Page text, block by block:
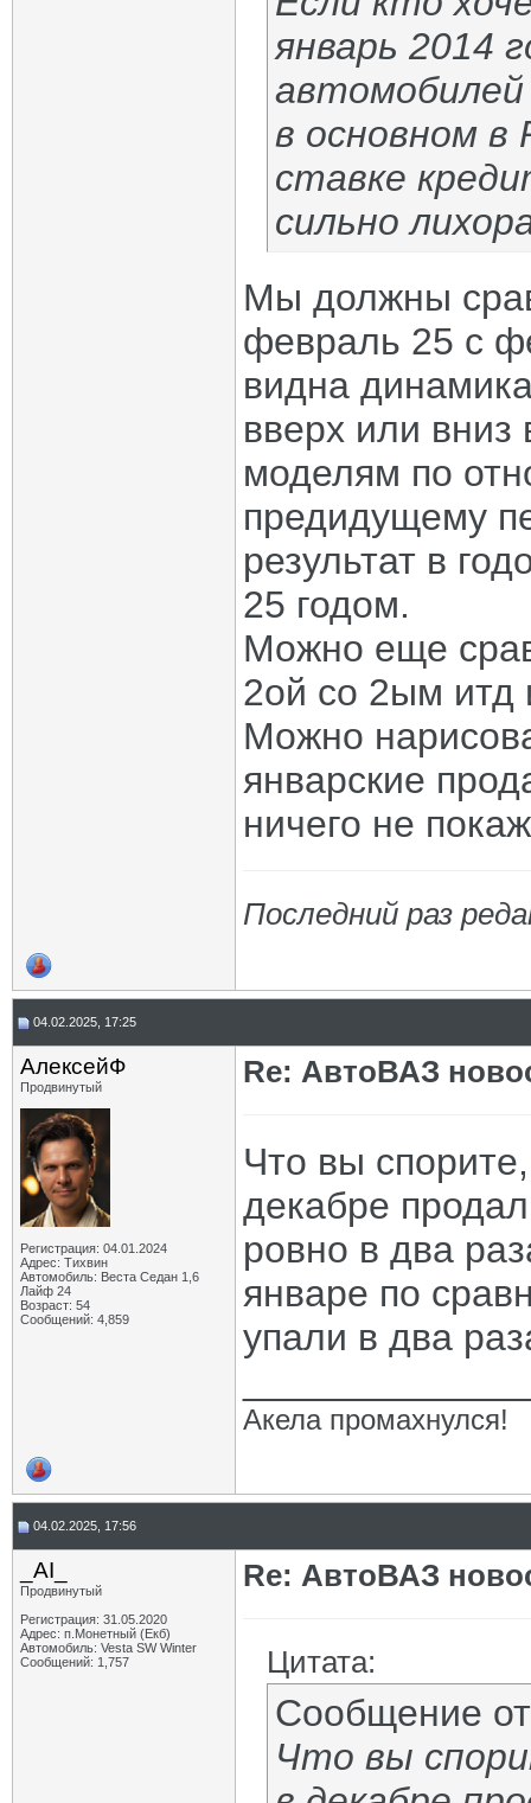
январь 2014
автомобилей
в основном в
ставке
сильно
Мы должны
февраль 25 с
видна
вверх или
моделям по
предидущему
результат в
25 годом.
Можно еще
2ой со 2ым итд
Можно
январские
ничего не
Последний раз
04.02.2025, 17:25
АлексейФ
Продвинутый
Регистрация: 04.01.2024
Адрес: Тихвин
Автомобиль: Веста Седан 1,6
Лайф 24
Возраст: 54
Сообщений: 4,859
Re: АвтоВАЗ
Что вы
декабре
ровно в два
январе по
упали в два
Акела промахнулся!
04.02.2025, 17:56
_AI_
Продвинутый
Регистрация: 31.05.2020
Адрес: п.Монетный (Екб)
Автомобиль: Vesta SW Winter
Сообщений: 1,757
Re: АвтоВАЗ
Цитата:
Сообщение
Что вы